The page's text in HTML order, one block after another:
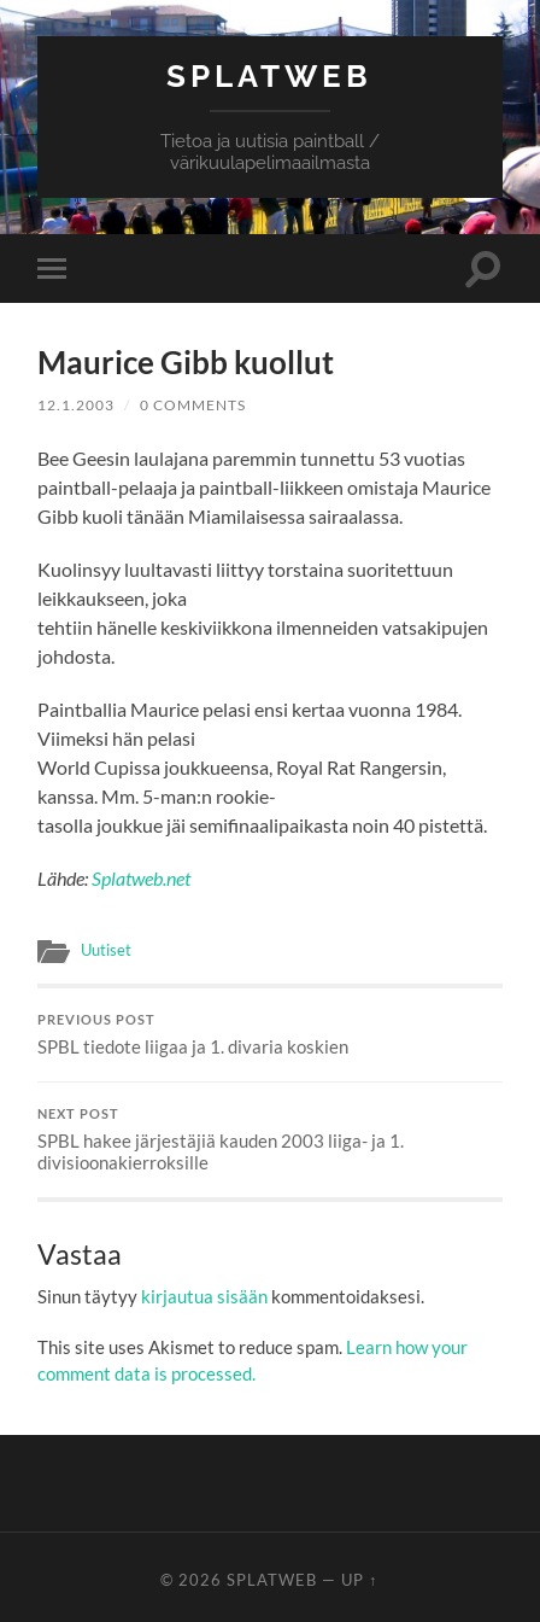
SPLATWEB
Tietoa ja uutisia paintball /
värikuulapelimaailmasta
Toggle
mobile
Toggle
Maurice Gibb kuollut
12.1.2003 / 0 COMMENTS
Bee Geesin laulajana paremmin tunnettu 53 vuotias
paintball-pelaaja ja paintball-liikkeen omistaja Maurice
Gibb kuoli tänään Miamilaisessa sairaalassa.
Kuolinsyy luultavasti liittyy torstaina suoritettuun
leikkaukseen, joka
tehtiin hänelle keskiviikkona ilmenneiden vatsakipujen
johdosta.
Paintballia Maurice pelasi ensi kertaa vuonna 1984.
Viimeksi hän pelasi
World Cupissa joukkueensa, Royal Rat Rangersin,
kanssa. Mm. 5-man:n rookie-
tasolla joukkue jäi semifinaalipaikasta noin 40 pistettä.
Lähde: Splatweb.net
Uutiset
PREVIOUS POST
SPBL tiedote liigaa ja 1. divaria koskien
NEXT POST
SPBL hakee järjestäjiä kauden 2003 liiga- ja 1.
divisioonakierroksille
Vastaa
Sinun täytyy kirjautua sisään kommentoidaksesi.
This site uses Akismet to reduce spam. Learn how your
comment data is processed.
© 2026SPLATWEB — UP ↑